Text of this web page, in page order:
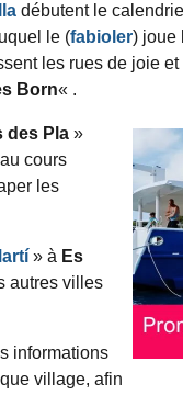
débutent le
le (fabioler) joue
les rues de joie
Born« .
des Pla »
cours
les
» à Es
autres villes
informations
village, afin